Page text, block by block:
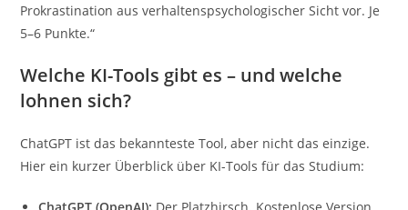
Prokrastination aus verhaltenspsychologischer Sicht vor. Je
5–6 Punkte.“
Welche KI-Tools gibt es – und welche
lohnen sich?
ChatGPT ist das bekannteste Tool, aber nicht das einzige.
Hier ein kurzer Überblick über KI-Tools für das Studium: